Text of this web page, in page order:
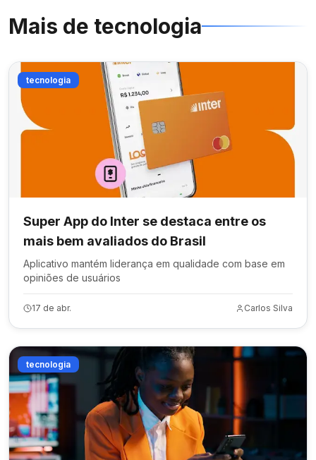
Mais de tecnologia
tecnologia
Super App do Inter se destaca entre os
mais bem avaliados do Brasil
Aplicativo mantém liderança em qualidade com base em
opiniões de usuários
17 de abr. Carlos Silva
tecnologia